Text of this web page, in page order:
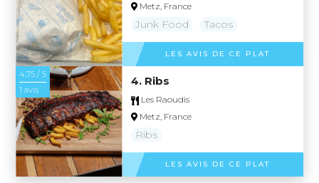
Metz, France
Junk Food Tacos
LES AVIS DE CE PLAT
4.75 / 5
1 avis
4. Ribs
Les Raoudis
Metz, France
Ribs
LES AVIS DE CE PLAT